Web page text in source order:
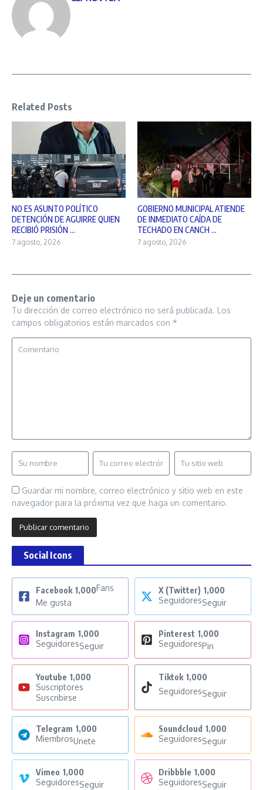
Related Posts
NO ES ASUNTO POLÍTICO
DETENCIÓN DE AGUIRRE QUIEN
RECIBIÓ PRISIÓN ...
7 agosto, 2026
GOBIERNO MUNICIPAL ATIENDE
DE INMEDIATO CAÍDA DE
TECHADO EN CANCH ...
7 agosto, 2026
Deje un comentario
Tu dirección de correo electrónico no será publicada. Los
campos obligatorios están marcados con *
Guardar mi nombre, correo electrónico y sitio web en este
navegador para la próxima vez que haga un comentario.
Social Icons
Facebook 1,000Fans
Me gusta
X (Twitter) 1,000
SeguidoresSeguir
Instagram 1,000
SeguidoresSeguir
Pinterest 1,000
SeguidoresPin
Youtube 1,000
Suscriptores
Suscribirse
Tiktok 1,000
SeguidoresSeguir
Telegram 1,000
MiembrosUnete
Soundcloud 1,000
SeguidoresSeguir
Vimeo 1,000
SeguidoresSeguir
Dribbble 1,000
SeguidoresSeguir